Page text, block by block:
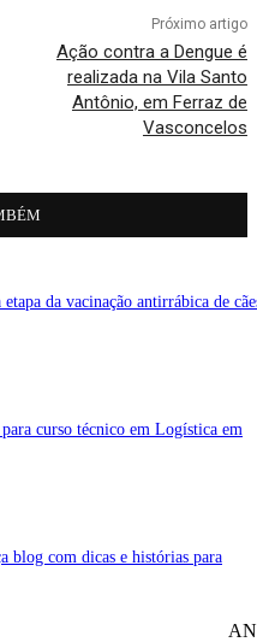
Próximo artigo
Ação contra a Dengue é
realizada na Vila Santo
Antônio, em Ferraz de
Vasconcelos
da vacinação antirrábica de
curso técnico em Logística em
blog com dicas e histórias para